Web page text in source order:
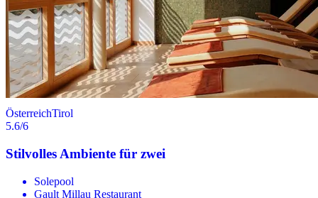
ÖsterreichTirol
5.6/6
Stilvolles Ambiente für zwei
Solepool
Gault Millau Restaurant